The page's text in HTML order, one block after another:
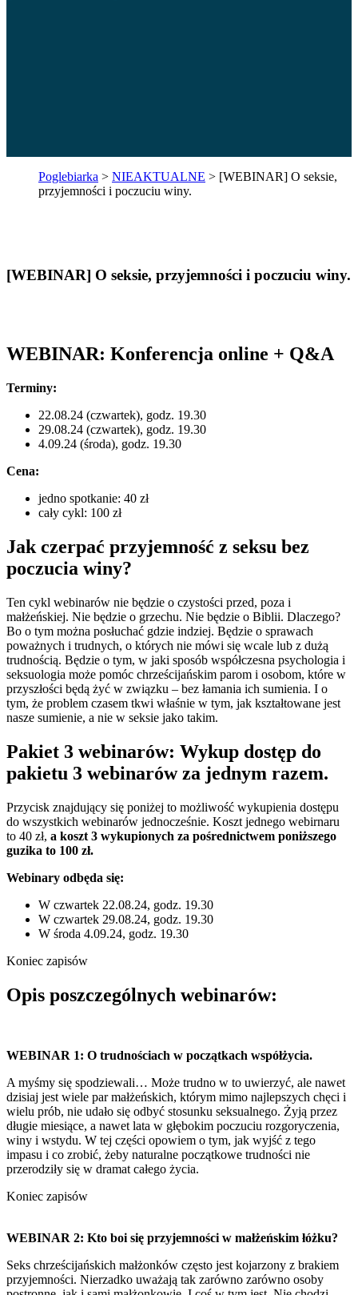
Poglebiarka > NIEAKTUALNE > [WEBINAR] O seksie,
przyjemności i poczuciu winy.
[WEBINAR] O seksie, przyjemności i poczuciu winy.
WEBINAR: Konferencja online + Q&A
Terminy:
22.08.24 (czwartek), godz. 19.30
29.08.24 (czwartek), godz. 19.30
4.09.24 (środa), godz. 19.30
Cena:
jedno spotkanie: 40 zł
cały cykl: 100 zł
Jak czerpać przyjemność z seksu bez
poczucia winy?
Ten cykl webinarów nie będzie o czystości przed, poza i
małżeńskiej. Nie będzie o grzechu. Nie będzie o Biblii. Dlaczego?
Bo o tym można posłuchać gdzie indziej. Będzie o sprawach
poważnych i trudnych, o których nie mówi się wcale lub z dużą
trudnością. Będzie o tym, w jaki sposób współczesna psychologia i
seksuologia może pomóc chrześcijańskim parom i osobom, które w
przyszłości będą żyć w związku – bez łamania ich sumienia. I o
tym, że problem czasem tkwi właśnie w tym, jak kształtowane jest
nasze sumienie, a nie w seksie jako takim.
Pakiet 3 webinarów: Wykup dostęp do
pakietu 3 webinarów za jednym razem.
Przycisk znajdujący się poniżej to możliwość wykupienia dostępu
do wszystkich webinarów jednocześnie. Koszt jednego webirnaru
to 40 zł, a koszt 3 wykupionych za pośrednictwem poniższego
guzika to 100 zł.
Webinary odbęda się:
W czwartek 22.08.24, godz. 19.30
W czwartek 29.08.24, godz. 19.30
W środa 4.09.24, godz. 19.30
Koniec zapisów
Opis poszczególnych webinarów:
WEBINAR 1: O trudnościach w początkach współżycia.
A myśmy się spodziewali… Może trudno w to uwierzyć, ale nawet
dzisiaj jest wiele par małżeńskich, którym mimo najlepszych chęci i
wielu prób, nie udało się odbyć stosunku seksualnego. Żyją przez
długie miesiące, a nawet lata w głębokim poczuciu rozgoryczenia,
winy i wstydu. W tej części opowiem o tym, jak wyjść z tego
impasu i co zrobić, żeby naturalne początkowe trudności nie
przerodziły się w dramat całego życia.
Koniec zapisów
WEBINAR 2: Kto boi się przyjemności w małżeńskim łóżku?
Seks chrześcijańskich małżonków często jest kojarzony z brakiem
przyjemności. Nierzadko uważają tak zarówno zarówno osoby